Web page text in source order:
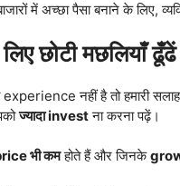
में अच्छा पैसा बनाने के लिए,
छोटी मछलियाँ
नहीं है तो हमारी
ज्यादा investना करना पढ़ें।
भी कमहोते हैं और जिनके